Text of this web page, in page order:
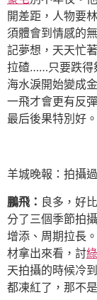
開差距，人物要
須體會到情感的
記夢想，天天忙
拉碴……只要跌得
海水淚開始變成
一飛才會更有反
最后後果特別好。
羊城晚報：拍攝
鵬飛： 良多，好
分了三個季節拍
增添、周期拉長
材拿出來看，討
天拍攝的時候冷
都凍紅了，那不